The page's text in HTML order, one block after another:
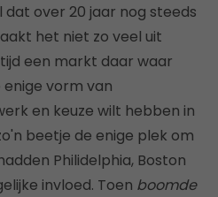
over 20 jaar nog steeds
het niet zo veel uit
een markt daar waar
enige vorm van
en keuze wilt hebben in
beetje de enige plek om
Philidelphia, Boston
invloed. Toen boomde